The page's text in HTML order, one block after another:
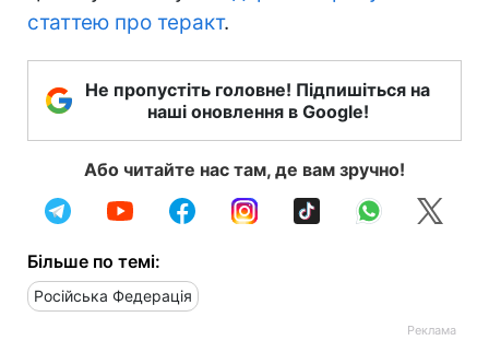
статтею про теракт.
Не пропустіть головне! Підпишіться на
наші оновлення в Google!
Або читайте нас там, де вам зручно!
Більше по темі:
Російська Федерація